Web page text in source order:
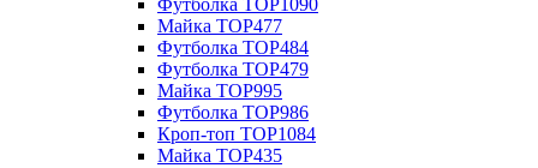
Футболка TOP1090
Майка TOP477
Футболка TOP484
Футболка TOP479
Майка TOP995
Футболка TOP986
Кроп-топ TOP1084
Майка TOP435